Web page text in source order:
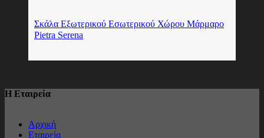
Σκάλα Eξωτερικού Εσωτερικού Χώρου Μάρμαρο
Pietra Serena
Η Εταιρεία
Αρχική
Εταιρεία